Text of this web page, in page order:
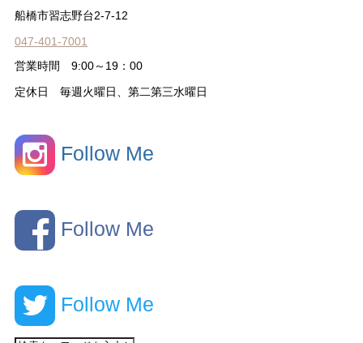
船橋市習志野台2-7-12
047-401-7001
営業時間 9:00～19：00
定休日 毎週火曜日、第二第三水曜日
Follow Me
Follow Me
Follow Me